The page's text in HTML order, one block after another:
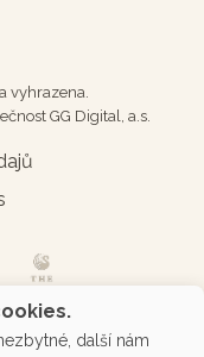
vyhrazena.
GG Digital, a.s.
další nám